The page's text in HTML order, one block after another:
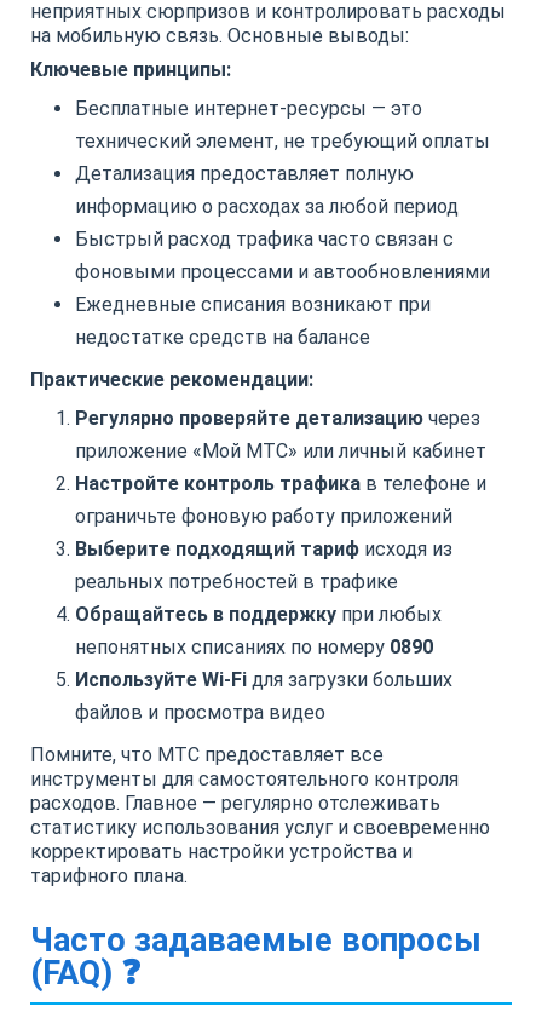
неприятных сюрпризов и контролировать расходы
на мобильную связь. Основные выводы:
Ключевые принципы:
Бесплатные интернет-ресурсы — это
технический элемент, не требующий оплаты
Детализация предоставляет полную
информацию о расходах за любой период
Быстрый расход трафика часто связан с
фоновыми процессами и автообновлениями
Ежедневные списания возникают при
недостатке средств на балансе
Практические рекомендации:
Регулярно проверяйте детализацию через
приложение «Мой МТС» или личный кабинет
Настройте контроль трафика в телефоне и
ограничьте фоновую работу приложений
Выберите подходящий тариф исходя из
реальных потребностей в трафике
Обращайтесь в поддержку при любых
непонятных списаниях по номеру 0890
Используйте Wi-Fi для загрузки больших
файлов и просмотра видео
Помните, что МТС предоставляет все
инструменты для самостоятельного контроля
расходов. Главное — регулярно отслеживать
статистику использования услуг и своевременно
корректировать настройки устройства и
тарифного плана.
Часто задаваемые вопросы
(FAQ) ❓